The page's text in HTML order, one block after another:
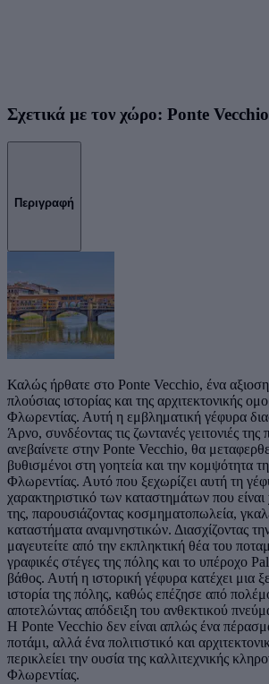
Σχετικά με τον χώρο: Ponte Vecchio
Περιγραφή
Καλώς ήρθατε στο Ponte Vecchio, ένα
πλούσιας ιστορίας και της αρχιτεκτονικής
Φλωρεντίας. Αυτή η εμβληματική γέφυρα
Άρνο, συνδέοντας τις ζωντανές γειτονιές
ανεβαίνετε στην Ponte Vecchio, θα
βυθισμένοι στη γοητεία και την κομψότητα
Φλωρεντίας. Αυτό που ξεχωρίζει αυτή τη
χαρακτηριστικό των καταστημάτων που
της, παρουσιάζοντας κοσμηματοπωλεία,
καταστήματα αναμνηστικών. Διασχίζοντας
μαγευτείτε από την εκπληκτική θέα του
γραφικές στέγες της πόλης και το υπέροχο
βάθος. Αυτή η ιστορική γέφυρα κατέχει μια
ιστορία της πόλης, καθώς επέζησε από
αποτελώντας απόδειξη του ανθεκτικού
Η Ponte Vecchio δεν είναι απλώς ένα
ποτάμι, αλλά ένα πολιτιστικό και
περικλείει την ουσία της καλλιτεχνικής
Φλωρεντίας.